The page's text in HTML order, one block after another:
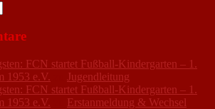
FCN startet Fußball-Kindergarten – 1.
1953 e.V.
Jugendleitung
FCN startet Fußball-Kindergarten – 1.
1953 e.V.
Erstanmeldung & Wechsel